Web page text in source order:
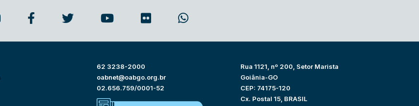
62 3238-2000
oabnet@oabgo.org.br
02.656.759/0001-52
Rua 1121, nº 200, Setor Marista
Goiânia-GO
CEP: 74175-120
Cx. Postal 15, BRASIL